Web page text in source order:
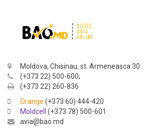
Moldova, Chisinau, st. Armeneasca 30
(+373 22) 500-600;
(+373 22) 260-836
Orange (+373 60) 444-420
Moldcell
(+373 78) 500-601
avia@bao.md